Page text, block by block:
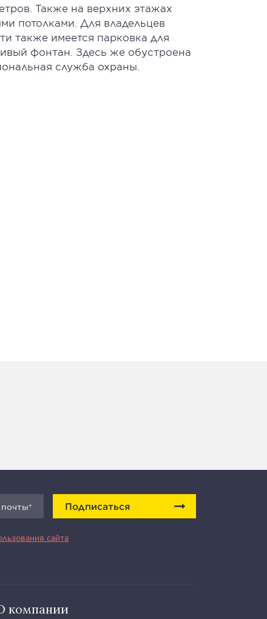
Также на верхних этажах
потолками. Для владельцев
также имеется парковка для
фонтан. Здесь же обустроена
служба охраны.
Подписаться
сайта
компании